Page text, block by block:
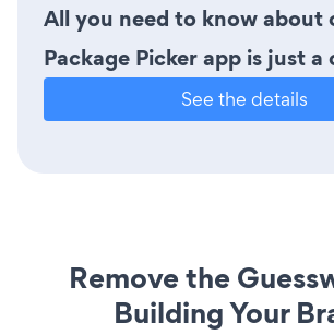
All you need to know about
Package Picker app is just a
See the details
Remove the
Building Your